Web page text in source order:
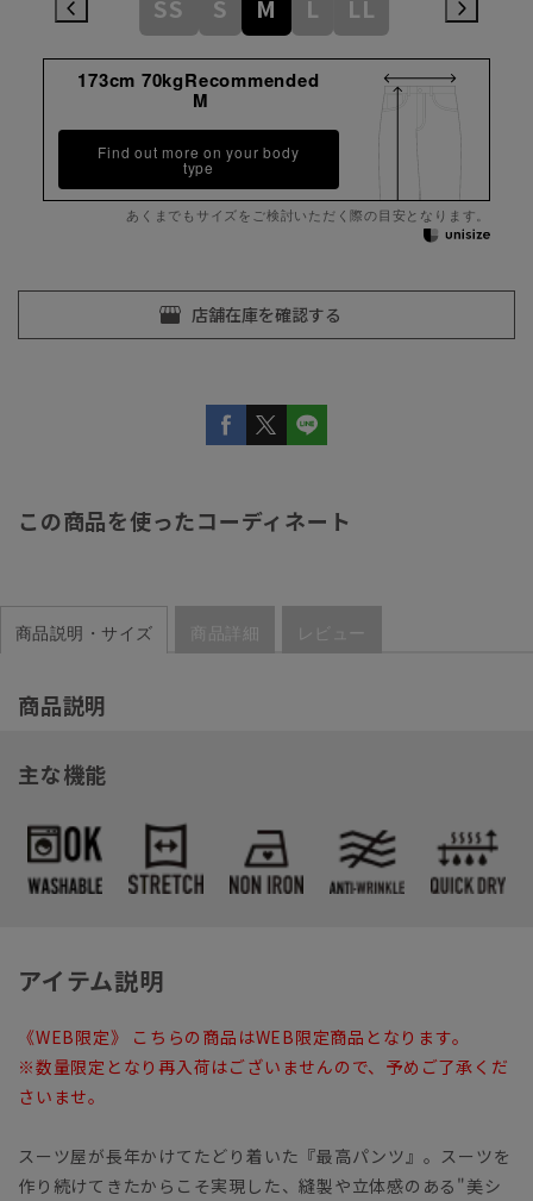
SS S M L LL
173cm 70kgRecommended
M
Find out more on your body
type
あくまでもサイズをご検討いただく際の目安となります。
この商品を使ったコーディネート
商品説明・サイズ 商品詳細 レビュー
商品説明
主な機能
アイテム説明
《WEB限定》 こちらの商品はWEB限定商品となります。
※数量限定となり再入荷はございませんので、予めご了承くだ
さいませ。
スーツ屋が長年かけてたどり着いた『最高パンツ』。スーツを
作り続けてきたからこそ実現した、縫製や立体感のある"美シ